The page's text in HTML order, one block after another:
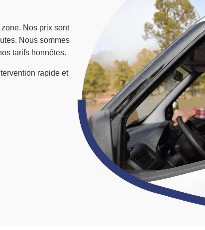
Nos prix sont
Nous sommes
tarifs honnêtes.
rapide et